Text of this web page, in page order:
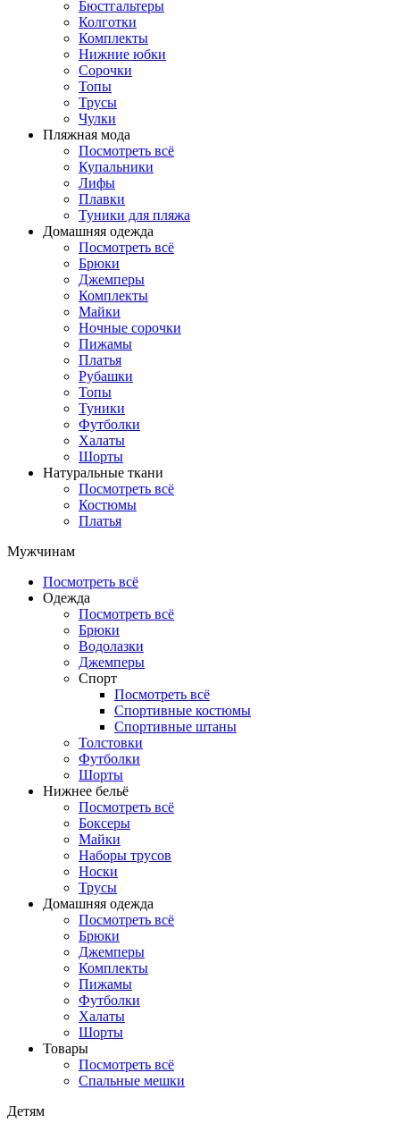
Бюстгальтеры
Колготки
Комплекты
Нижние юбки
Сорочки
Топы
Трусы
Чулки
Пляжная мода
Посмотреть всё
Купальники
Лифы
Плавки
Туники для пляжа
Домашняя одежда
Посмотреть всё
Брюки
Джемперы
Комплекты
Майки
Ночные сорочки
Пижамы
Платья
Рубашки
Топы
Туники
Футболки
Халаты
Шорты
Натуральные ткани
Посмотреть всё
Костюмы
Платья
Мужчинам
Посмотреть всё
Одежда
Посмотреть всё
Брюки
Водолазки
Джемперы
Спорт
Посмотреть всё
Спортивные костюмы
Спортивные штаны
Толстовки
Футболки
Шорты
Нижнее бельё
Посмотреть всё
Боксеры
Майки
Наборы трусов
Носки
Трусы
Домашняя одежда
Посмотреть всё
Брюки
Джемперы
Комплекты
Пижамы
Футболки
Халаты
Шорты
Товары
Посмотреть всё
Спальные мешки
Детям